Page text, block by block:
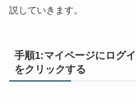
説していきます。
手順1:マイページにログイ
をクリックする